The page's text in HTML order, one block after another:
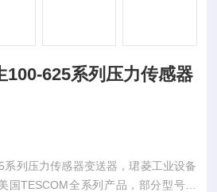
100-625系列压力传感器
列压力传感器变送器，珺菱工业设备
国TESCOM全系列产品，部分型号现